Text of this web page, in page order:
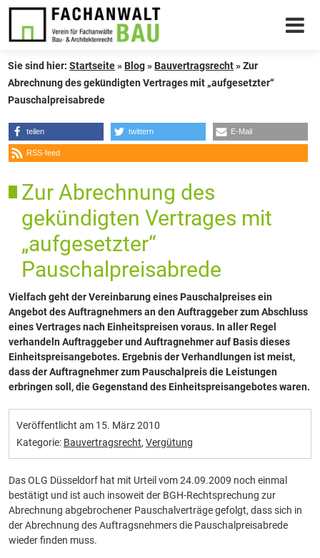
Sie sind hier:Startseite»Blog»Bauvertragsrecht»Zur
Abrechnung des gekündigten Vertrages mit „aufgesetzter“
Pauschalpreisabrede
teilen twittern E-Mail
RSS-feed
Zur Abrechnung des
gekündigten Vertrages mit
„aufgesetzter“
Pauschalpreisabrede
Vielfach geht der Vereinbarung eines Pauschalpreises ein
Angebot des Auftragnehmers an den Auftraggeber zum Abschluss
eines Vertrages nach Einheitspreisen voraus. In aller Regel
verhandeln Auftraggeber und Auftragnehmer auf Basis dieses
Einheitspreisangebotes. Ergebnis der Verhandlungen ist meist,
dass der Auftragnehmer zum Pauschalpreis die Leistungen
erbringen soll, die Gegenstand des Einheitspreisangebotes waren.
Veröffentlicht am 15. März 2010
Kategorie: Bauvertragsrecht, Vergütung
Das OLG Düsseldorf hat mit Urteil vom 24.09.2009 noch einmal
bestätigt und ist auch insoweit der BGH-Rechtsprechung zur
Abrechnung abgebrochener Pauschalverträge gefolgt, dass sich in
der Abrechnung des Auftragsnehmers die Pauschalpreisabrede
wieder finden muss.